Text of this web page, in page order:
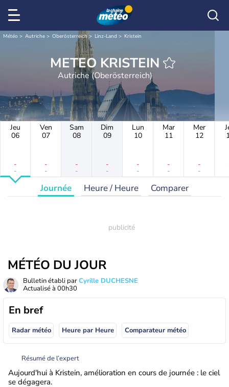
Météo Autriche Oberösterreich Linz-Land Kristein
METEO KRISTEIN
Autriche (Oberösterreich)
Jeu
06
-
-
Ven
07
-
-
Sam
08
-
-
Dim
09
-
-
Lun
10
-
-
Mar
11
-
-
Mer
12
-
-
Journée Heure / Heure Comparer
MÉTÉO DU JOUR
Bulletin établi parCyrille DUCHESNE
Actualisé à 00h30
En bref
Radar météo Heure par Heure Comparateur météo
Résumé de l’expert
Aujourd'hui à Kristein, amélioration en cours de journée : le ciel
se dégagera.